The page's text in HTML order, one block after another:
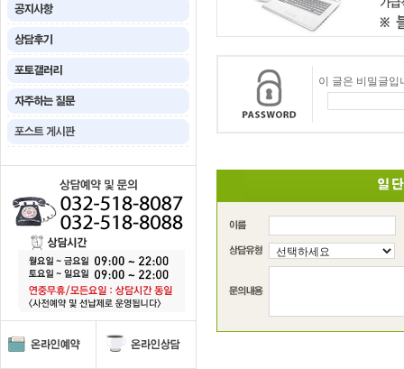
이 글은 비밀글입